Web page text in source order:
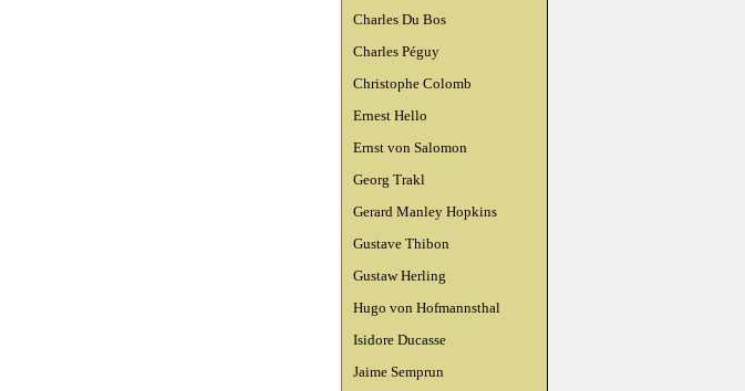
Charles Du Bos
Charles Péguy
Christophe Colomb
Ernest Hello
Ernst von Salomon
Georg Trakl
Gerard Manley Hopkins
Gustave Thibon
Gustaw Herling
Hugo von Hofmannsthal
Isidore Ducasse
Jaime Semprun